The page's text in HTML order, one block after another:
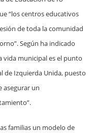
“los centros educativos
de toda la comunidad
Según ha indicado
vida municipal es el punto
de Izquierda Unida, puesto
asegurar un
familias un modelo de